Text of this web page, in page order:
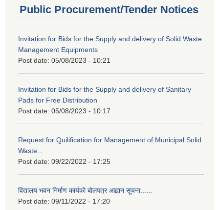
Public Procurement/Tender Notices
Invitation for Bids for the Supply and delivery of Solid Waste
Management Equipments
Post date: 05/08/2023 - 10:21
Invitation for Bids for the Supply and delivery of Sanitary
Pads for Free Distribution
Post date: 05/08/2023 - 10:17
Request for Quilification for Management of Municipal Solid
Waste...
Post date: 09/22/2022 - 17:25
विद्यालय भवन निर्माण कार्यको बोलपत्र आह्वान सूचना......
Post date: 09/11/2022 - 17:20